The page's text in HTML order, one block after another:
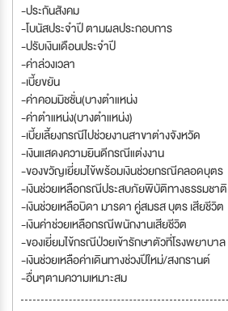
-ประกันสังคม
-โบนัสประจำปี ตามผลประกอบการ
-ปรับเงินเดือนประจำปี
-ค่าล่วงเวลา
-เบี้ยขยัน
-ค่าคอมมิชชั่น(บางตำแหน่ง
-ค่าตำแหน่ง(บางตำแหน่ง)
-เบี้ยเลี้ยงกรณีไปช่วยงานสาขาต่างจังหวัด
-เงินแสดงความยินดีกรณีแต่งงาน
-ของขวัญเยี่ยมไข้พร้อมเงินช่วยกรณีคลอดบุตร
-เงินช่วยเหลือกรณีประสบภัยพิบัติทางธรรมชาติ
-เงินช่วยเหลือบิดา มารดา คู่สมรส บุตร เสียชีวิต
-เงินค่าช่วยเหลือกรณีพนักงานเสียชีวิต
-ของเยี่ยมไข้กรณีป่วยเข้ารักษาตัวที่โรงพยาบาล
-เงินช่วยเหลือค่าเดินทางช่วงปีใหม่/สงกรานต์
-อื่นๆตามความเหมาะสม